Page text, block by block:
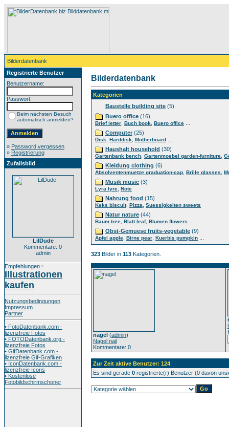
Bilderdatenbank
Registrierte Benutzer
Benutzername:
Passwort:
Beim nächsten Besuch
automatisch anmelden?
» Password vergessen
» Registrierung
Zufallsbild
LilDude
Kommentare: 0
admin
Empfehlungen *
Illustrationen
kaufen
Nutzungsbedingungen
Impressum
Partner
• FotoDatenbank.com -
lizenzfreie Fotos
• FOTODatenbank.org -
lizenzfreie Fotos
• GifDatenbank.com -
lizenzfreie Gif-Grafiken
• IconDatenbank.com -
lizenzfreie Icons
• Kostenlose
Fotobildschirmschoner
Bilderdatenbank
Kategorien
Baustelle building site (5)
Buero office (16)
Brief letter Buch book Buero office
Computer(25)
Disk Harddisk Motherboard
Haushalt household (30)
Gartenbank bench Gartenmoebel garden-furniture
Kleidung clothing (6)
Absolventenmuetze graduation-cap Brille glasses
Musik music (3)
Lyra lyre Note
Nahrung food (15)
Keks biscuit, Pizza Suessigkeiten sweets
Natur nature (44)
Baum tree Blatt leaf, Blumen flowers
Obst-Gemuese fruits-vegetable (9)
Apfel apple Birne pear Kuerbis pumpkin
323 Bilder in 113 Kategorien.
nagel (admin)
Nagel nail
Kommentare: 0
Zur Zeit aktive Benutzer: 124
Es sind gerade 0 registrierte(r) Benutzer (0 davon